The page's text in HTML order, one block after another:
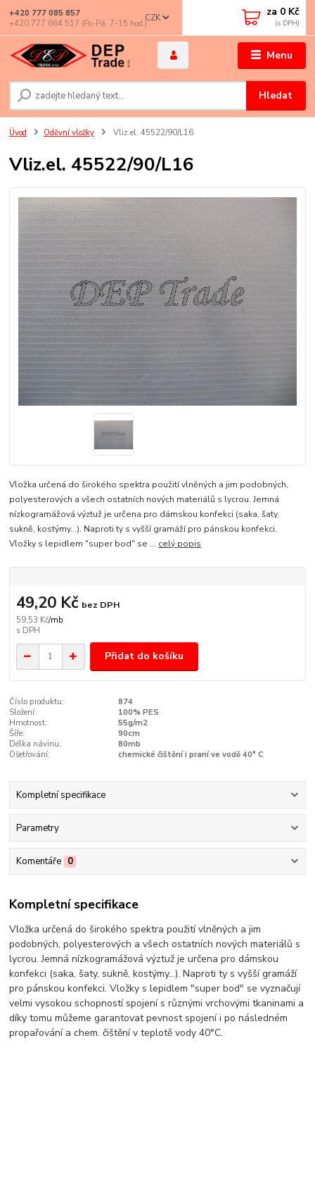
Menu
CZK
Hledat
+420 777 085 857
+420 777 664 517 (Po-Pá, 7-15 hod.)
za 0 Kč
Úvod Oděvní vložky Vliz.el. 45522/90/L16
Vliz.el. 45522/90/L16
Vložka určená do širokého spektra použití vlněných a jim podobných,
polyesterových a všech ostatních nových materiálů s lycrou. Jemná
nízkogramážová výztuž je určena pro dámskou konfekci (saka, šaty,
sukně, kostýmy…). Naproti ty s vyšší gramáží pro pánskou konfekci.
Vložky s lepidlem "super bod" se ... celý popis
59,53 Kč/mb
49,20 Kč bez DPH
Přidat do košíku
Číslo produktu:
874
Složení:
100% PES
Hmotnost:
55g/m2
Šíře:
90cm
Délka návinu:
80mb
Ošetřování:
chemické čištění i praní ve vodě 40° C
Kompletní specifikace
Parametry
Komentáře 0
Kompletní specifikace
Vložka určená do širokého spektra použití vlněných a jim
podobných, polyesterových a všech ostatních nových materiálů s
lycrou. Jemná nízkogramážová výztuž je určena pro dámskou
konfekci (saka, šaty, sukně, kostýmy…). Naproti ty s vyšší gramáží
pro pánskou konfekci. Vložky s lepidlem "super bod" se vyznačují
velmi vysokou schopností spojení s různými vrchovými tkaninami a
díky tomu můžeme garantovat pevnost spojení i po následném
propařování a chem. čištění v teplotě vody 40°C.